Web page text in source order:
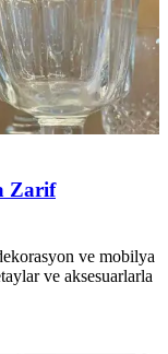
Zarif
ve mobilya
ve aksesuarlarla